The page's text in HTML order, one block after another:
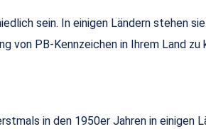
sein. In einigen Ländern stehen
von PB-Kennzeichen in Ihrem Land
in den 1950er Jahren in